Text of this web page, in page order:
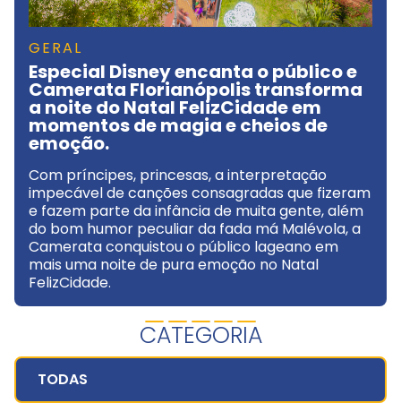
GERAL
Especial Disney encanta o público e
Camerata Florianópolis transforma
a noite do Natal FelizCidade em
momentos de magia e cheios de
emoção.
Com príncipes, princesas, a interpretação
impecável de canções consagradas que fizeram
e fazem parte da infância de muita gente, além
do bom humor peculiar da fada má Malévola, a
Camerata conquistou o público lageano em
mais uma noite de pura emoção no Natal
FelizCidade.
CATEGORIA
TODAS